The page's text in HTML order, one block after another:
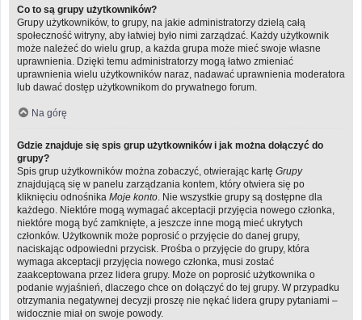
Co to są grupy użytkowników?
Grupy użytkowników, to grupy, na jakie administratorzy dzielą całą
społeczność witryny, aby łatwiej było nimi zarządzać. Każdy użytkownik
może należeć do wielu grup, a każda grupa może mieć swoje własne
uprawnienia. Dzięki temu administratorzy mogą łatwo zmieniać
uprawnienia wielu użytkowników naraz, nadawać uprawnienia moderatora
lub dawać dostęp użytkownikom do prywatnego forum.
Na górę
Gdzie znajduje się spis grup użytkowników i jak można dołączyć do
grupy?
Spis grup użytkowników można zobaczyć, otwierając kartę Grupy
znajdującą się w panelu zarządzania kontem, który otwiera się po
kliknięciu odnośnika Moje konto . Nie wszystkie grupy są dostępne dla
każdego. Niektóre mogą wymagać akceptacji przyjęcia nowego członka,
niektóre mogą być zamknięte, a jeszcze inne mogą mieć ukrytych
członków. Użytkownik może poprosić o przyjęcie do danej grupy,
naciskając odpowiedni przycisk. Prośba o przyjęcie do grupy, która
wymaga akceptacji przyjęcia nowego członka, musi zostać
zaakceptowana przez lidera grupy. Może on poprosić użytkownika o
podanie wyjaśnień, dlaczego chce on dołączyć do tej grupy. W przypadku
otrzymania negatywnej decyzji proszę nie nękać lidera grupy pytaniami –
widocznie miał on swoje powody.